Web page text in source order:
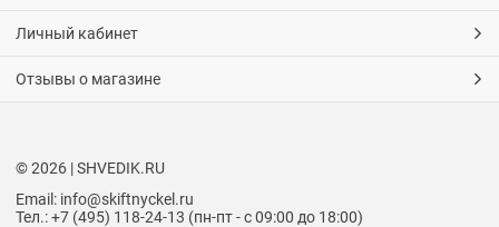
Личный кабинет
Отзывы о магазине
© 2026 | SHVEDIK.RU
Email: info@skiftnyckel.ru
Тел.: +7 (495) 118-24-13 (пн-пт - с 09:00 до 18:00)